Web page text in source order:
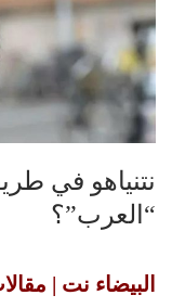
نتنياهو في
“العرب”؟
البيضاء نت |